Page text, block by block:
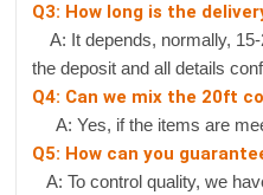
Q3: How long is the
A: It depends, normally,
the deposit and all details
Q4: Can we mix the 20ft
A: Yes, if the items are
Q5: How can you
A: To control quality, we